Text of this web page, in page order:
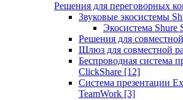
Решения для переговорных
Звуковые экосистемы
Экосистема Shure
Решения для
Шлюз для совместной
Беспроводная система
ClickShare [12]
Система презентации
TeamWork [3]